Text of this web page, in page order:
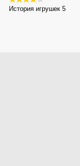
История игрушек 5